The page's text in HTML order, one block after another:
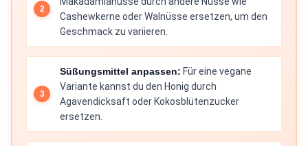
Cashewkerne oder Walnüsse ersetzen, um den
Geschmack zu variieren.
Süßungsmittel anpassen: Für eine vegane
Variante kannst du den Honig durch
Agavendicksaft oder Kokosblütenzucker
ersetzen.